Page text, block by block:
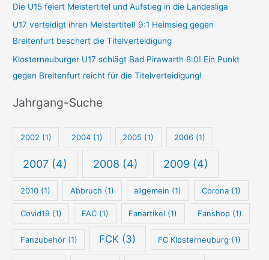
Die U15 feiert Meistertitel und Aufstieg in die Landesliga
U17 verteidigt ihren Meistertitel! 9:1 Heimsieg gegen
Breitenfurt beschert die Titelverteidigung
Klosterneuburger U17 schlägt Bad Pirawarth 8:0! Ein Punkt
gegen Breitenfurt reicht für die Titelverteidigung!
Jahrgang-Suche
2002 (1) 2004 (1) 2005 (1) 2006(1)
2007 (4) 2008 (4) 2009 (4)
2010(1) Abbruch (1) allgemein (1) Corona(1)
Covid19(1) FAC (1) Fanartikel (1) Fanshop(1)
Fanzubehör(1) FCK (3) FC Klosterneuburg (1)
m
-
S
u
h
e
t
p
u
n
t
-